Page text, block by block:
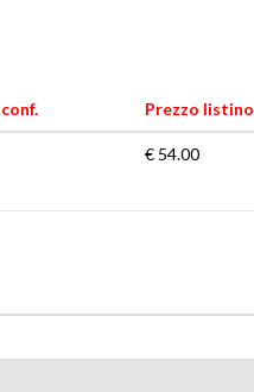
Prezzo listino
€ 54.00